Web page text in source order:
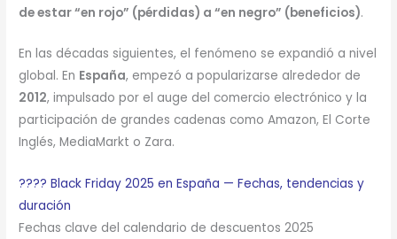
de estar “en rojo” (pérdidas) a “en negro” (beneficios).
En las décadas siguientes, el fenómeno se expandió a nivel
global. En España, empezó a popularizarse alrededor de
2012, impulsado por el auge del comercio electrónico y la
participación de grandes cadenas como Amazon, El Corte
Inglés, MediaMarkt o Zara.
???? Black Friday 2025 en España — Fechas, tendencias y
duración
Fechas clave del calendario de descuentos 2025